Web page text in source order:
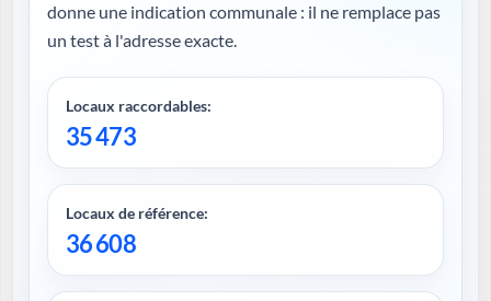
donne une indication communale : il ne remplace pas
un test à l'adresse exacte.
Locaux raccordables:
35 473
Locaux de référence:
36 608